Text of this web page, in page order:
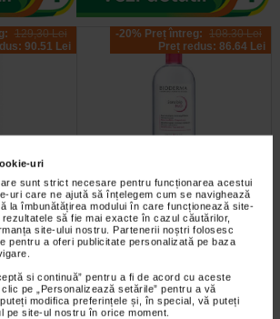
uri
sunt strict necesare pentru funcționarea acestui
uri care ne ajută să înțelegem cum se navighează
la îmbunătățirea modului în care funcționează site-
să fie mai exacte în cazul căutărilor,
site-ului nostru. Partenerii noștri folosesc
pentru a oferi publicitate personalizată pe baza
si continuă” pentru a fi de acord cu aceste
pe „Personalizează setările” pentru a vă
modifica preferințele și, în special, vă puteți
pe site-ul nostru în orice moment.
129,30 Lei
90.51 Lei
pentru
X 500 ml
curatarea
sa…
-20% Preț întreg: 108.30 Lei
Preț redus: 86.64 Lei
Bioderma Sensibio H2O
Solutie Micelara X 500 ml
Solutia Micelara Sensibio H2O de
la Bioderma este recomandata atat